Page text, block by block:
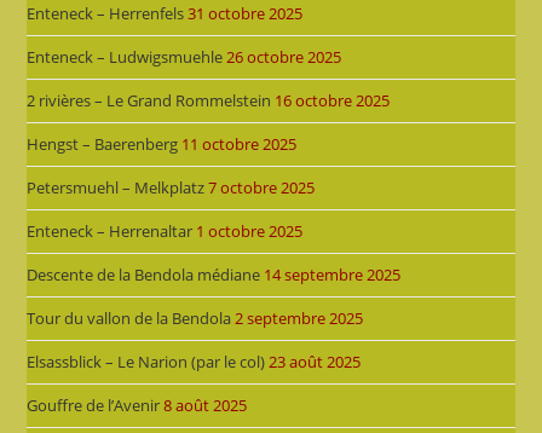
Enteneck – Herrenfels31 octobre 2025
Enteneck – Ludwigsmuehle 26 octobre 2025
2 rivières – Le Grand Rommelstein 16 octobre 2025
Hengst – Baerenberg 11 octobre 2025
Petersmuehl – Melkplatz7 octobre 2025
Enteneck – Herrenaltar 1 octobre 2025
Descente de la Bendola médiane 14 septembre 2025
Tour du vallon de la Bendola 2 septembre 2025
Elsassblick – Le Narion (par le col) 23 août 2025
Gouffre de l’Avenir8 août 2025